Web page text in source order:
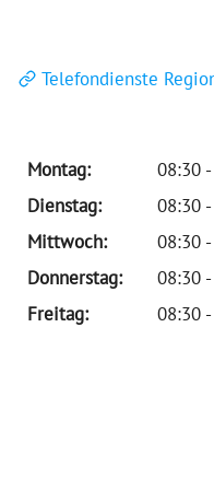
Telefondienste
Montag:
08:30
Dienstag:
08:30
Mittwoch:
08:30
Donnerstag:
08:30
Freitag:
08:30